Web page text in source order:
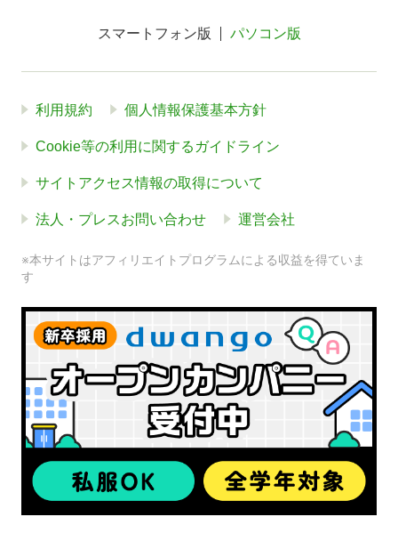
スマートフォン版 パソコン版
利用規約 個人情報保護基本方針
Cookie等の利用に関するガイドライン
サイトアクセス情報の取得について
法人・プレスお問い合わせ 運営会社
※本サイトはアフィリエイトプログラムによる収益を得ていま
す